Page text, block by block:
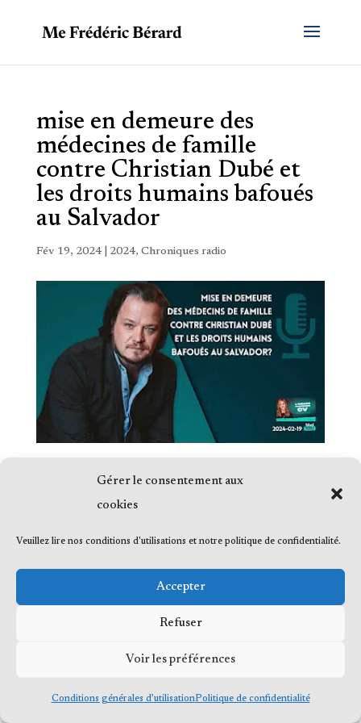
Gérer le consentement aux
cookies
Veuillez lire nos conditions d'utilisations et notre politique de confidentialité.
Accepter
Refuser
Voir les préférences
Conditions générales d’utilisationPolitique de confidentialité
mise en demeure des
médecines de famille
contre Christian Dubé et
les droits humains bafoués
au Salvador
Fév 19, 2024| 2024, Chroniques radio
© 2023 Me Frédéric Bérard, tous droits
réservés